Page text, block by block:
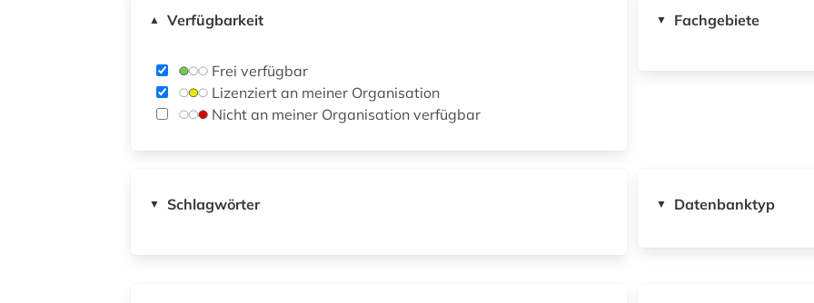
▲ Verfügbarkeit
Frei verfügbar
Lizenziert an meiner Organisation
Nicht an meiner Organisation verfügbar
▼ Fachgebiete
▼ Schlagwörter ▼ Datenbanktyp